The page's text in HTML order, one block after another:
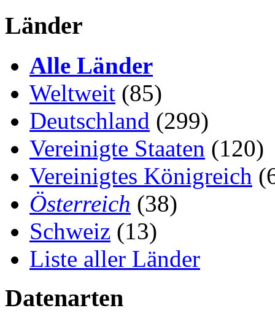
Länder
Alle Länder
Weltweit (85)
Deutschland (299)
Vereinigte Staaten (120)
Vereinigtes Königreich
Österreich (38)
Schweiz (13)
Liste aller Länder
Datenarten